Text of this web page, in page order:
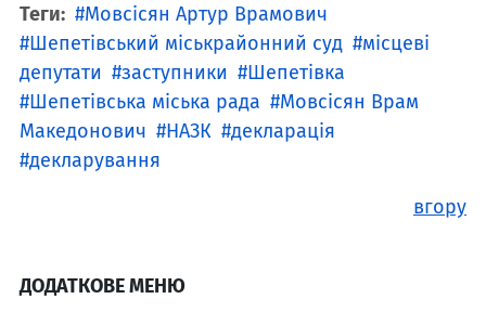
Теги:
Мовсісян Артур Врамович
Шепетівський міськрайонний суд
місцеві
депутати
заступники
Шепетівка
Шепетівська міська рада
Мовсісян Врам
Македонович
НАЗК
декларація
декларування
вгору
ДОДАТКОВЕ МЕНЮ